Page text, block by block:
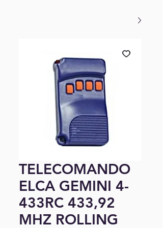
TELECOMANDO
ELCA GEMINI 4-
433RC 433,92
MHZ ROLLING